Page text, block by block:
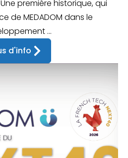
première historique, qui
de MEDADOM dans le
...
d'info